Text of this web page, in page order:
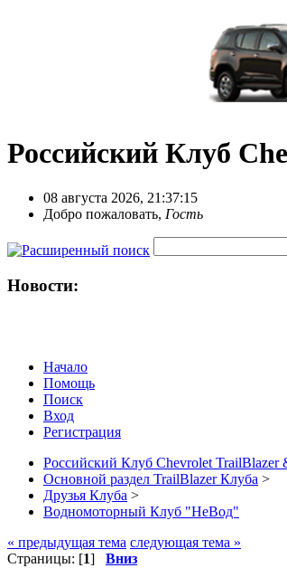
Российский Клуб
08 августа 2026, 21:37:15
Добро пожаловать, Гость
Новости:
Начало
Помощь
Поиск
Вход
Регистрация
Российский Клуб Chevrolet TrailBlazer
Основной раздел TrailBlazer Клуба >
Друзья Клуба >
Водномоторный Клуб "НеВод"
« предыдущая тема следующая тема »
Страницы: [1] Вниз